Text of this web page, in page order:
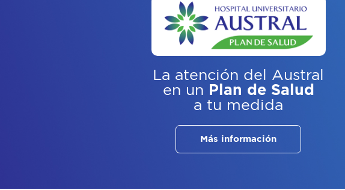
La atención del Austral
en un Plan de Salud
a tu medida
Más información